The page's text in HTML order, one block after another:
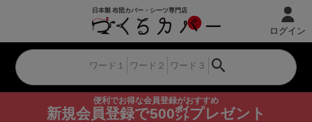
便利でお得な会員登録がおすすめ
新規会員登録で500㌽プレゼント
ログイン